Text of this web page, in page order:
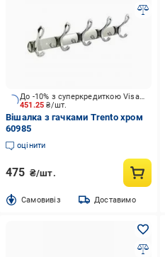
451.25₴/шт.
До -10% з суперкредиткою Visa Вигода
Вішалка з гачками Trento хром
60985
оцінити
475 ₴/шт.
Cамовивіз Доставимо